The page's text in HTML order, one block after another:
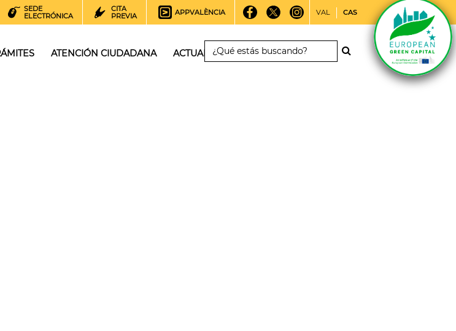
SEDE
ELECTRÓNICA
CITA
PREVIA
APPVALÈNCIA VAL CAS
ATENCIÓN CIUDADANA ACTUALIDAD